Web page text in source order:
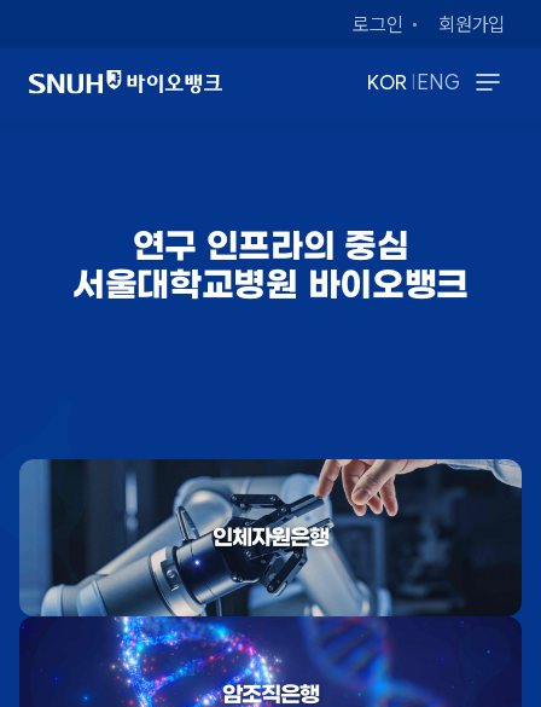
로그인 회원가입
KOR | ENG
연구 인프라의 중심
서울대학교병원 바이오뱅크
인체자원은행
암조직은행